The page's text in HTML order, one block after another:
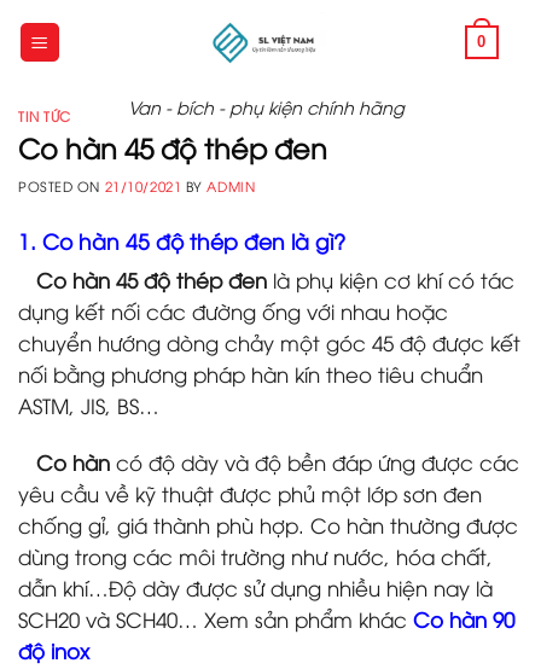
Van - bích - phụ kiện chính hãng
0
TIN TỨC
Co hàn 45 độ thép đen
POSTED ON 21/10/2021 BY ADMIN
1. Co hàn 45 độ thép đen là gì?
Co hàn 45 độ thép đen là phụ kiện cơ khí có tác
dụng kết nối các đường ống với nhau hoặc
chuyển hướng dòng chảy một góc 45 độ được kết
nối bằng phương pháp hàn kín theo tiêu chuẩn
ASTM, JIS, BS…
Co hàn có độ dày và độ bền đáp ứng được các
yêu cầu về kỹ thuật được phủ một lớp sơn đen
chống gỉ, giá thành phù hợp. Co hàn thường được
dùng trong các môi trường như nước, hóa chất,
dẫn khí…Độ dày được sử dụng nhiều hiện nay là
SCH20 và SCH40… Xem sản phẩm khác Co hàn 90
độ inox